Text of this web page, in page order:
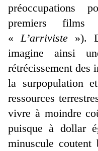
préoccupations
premiers
« L’arriviste »).
imagine ainsi
rétrécissement des
la surpopulation
ressources
vivre à moindre
puisque à dollar
minuscule coutent